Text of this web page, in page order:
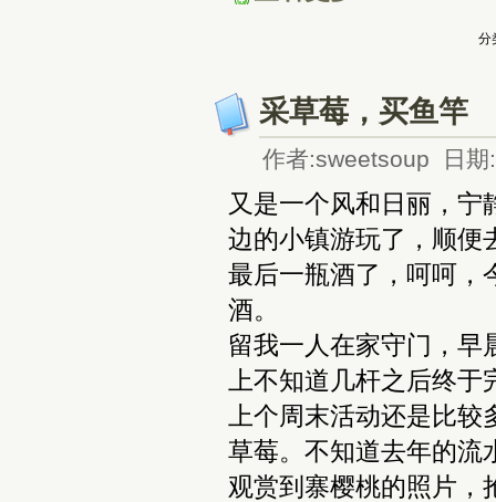
分
采草莓，买鱼竿
作者:sweetsoup 日期
又是一个风和日丽，宁
边的小镇游玩了，顺便
最后一瓶酒了，呵呵，
酒。
留我一人在家守门，早
上不知道几杆之后终
上个周末活动还是比
草莓。不知道去年的流
观赏到寨樱桃的照片，